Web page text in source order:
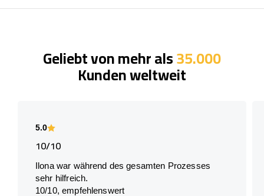
Geliebt von mehr als35.000
Kunden weltweit
5.0
10/10
Ilona war während des gesamten Prozesses
sehr hilfreich.
10/10, empfehlenswert